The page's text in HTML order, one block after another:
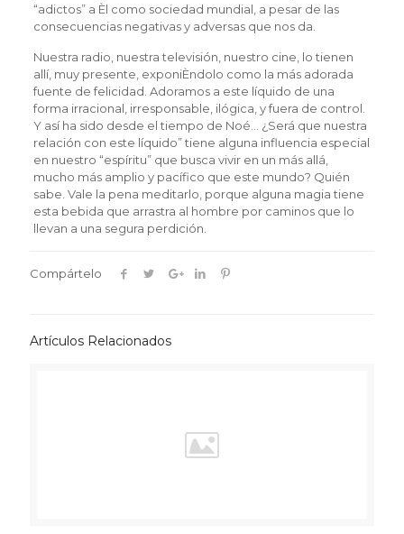
“adictos” a Èl como sociedad mundial, a pesar de las
consecuencias negativas y adversas que nos da.
Nuestra radio, nuestra televisión, nuestro cine, lo tienen
allí, muy presente, exponiÈndolo como la más adorada
fuente de felicidad. Adoramos a este líquido de una
forma irracional, irresponsable, ilógica, y fuera de control.
Y así ha sido desde el tiempo de Noé… ¿Será que nuestra
relación con este líquido” tiene alguna influencia especial
en nuestro “espíritu” que busca vivir en un más allá,
mucho más amplio y pacífico que este mundo? Quién
sabe. Vale la pena meditarlo, porque alguna magia tiene
esta bebida que arrastra al hombre por caminos que lo
llevan a una segura perdición.
Compártelo
Artículos Relacionados